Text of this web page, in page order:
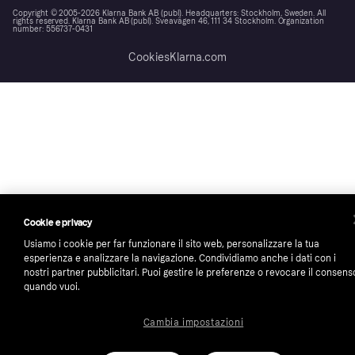
Copyright © 2005-2026 Klarna Bank AB (publ). Headquarters: Stockholm, Sweden. All
rights reserved. Klarna Bank AB (publ). Sveavägen 46, 111 34 Stockholm. Organization
number: 556737-0431
CookiesKlarna.com
Cookie e privacy
Usiamo i cookie per far funzionare il sito web, personalizzare la tua
esperienza e analizzare la navigazione. Condividiamo anche i dati con i
nostri partner pubblicitari. Puoi gestire le preferenze o revocare il
quando vuoi.
Cambia impostazioni